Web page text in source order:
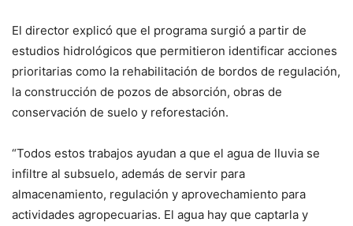
El director explicó que el programa surgió a partir de
estudios hidrológicos que permitieron identificar acciones
prioritarias como la rehabilitación de bordos de regulación,
la construcción de pozos de absorción, obras de
conservación de suelo y reforestación.
“Todos estos trabajos ayudan a que el agua de lluvia se
infiltre al subsuelo, además de servir para
almacenamiento, regulación y aprovechamiento para
actividades agropecuarias. El agua hay que captarla y